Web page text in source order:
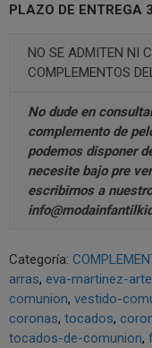
PLAZO DE ENTREGA
NO SE ADMITEN NI
COMPLEMENTOS
No dude en
complemento de
podemos disponer
necesite bajo pre
escribirnos a
Categoría:
arras eva-martinez-
comunion vestido-
coronas tocados
tocados-de-comunion